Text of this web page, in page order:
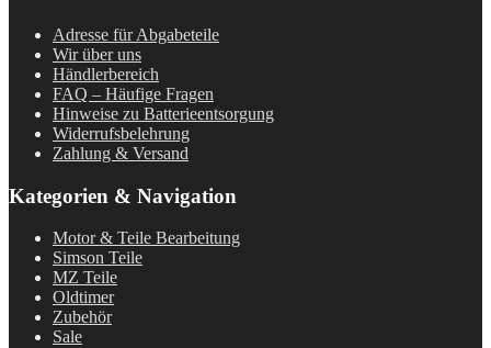
Adresse für Abgabeteile
Wir über uns
Händlerbereich
FAQ – Häufige Fragen
Hinweise zu Batterieentsorgung
Widerrufsbelehrung
Zahlung & Versand
Kategorien & Navigation
Motor & Teile Bearbeitung
Simson Teile
MZ Teile
Oldtimer
Zubehör
Sale